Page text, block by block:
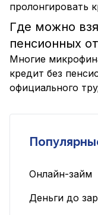
пролонгировать
Где можно
пенсионных
Многие
кредит без
официального
Онлайн-займ
Деньги до